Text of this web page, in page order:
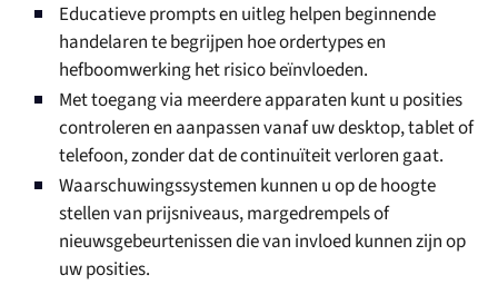
Educatieve prompts en uitleg helpen beginnende
handelaren te begrijpen hoe ordertypes en
hefboomwerking het risico beïnvloeden.
Met toegang via meerdere apparaten kunt u posities
controleren en aanpassen vanaf uw desktop, tablet of
telefoon, zonder dat de continuïteit verloren gaat.
Waarschuwingssystemen kunnen u op de hoogte
stellen van prijsniveaus, margedrempels of
nieuwsgebeurtenissen die van invloed kunnen zijn op
uw posities.